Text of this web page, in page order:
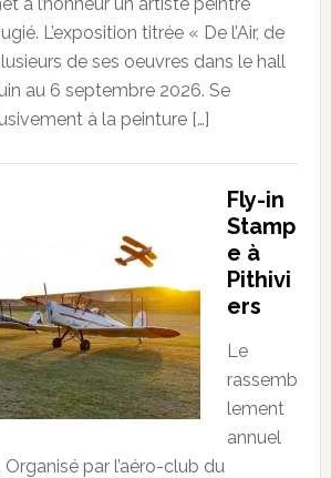
L’exposition titrée « De l’Air, de
de ses oeuvres dans le hall
au 6 septembre 2026. Se
à la peinture […]
Fly-in
Stamp
e à
Pithivi
ers
Le
rassemb
lement
annuel
par l’aéro-club du